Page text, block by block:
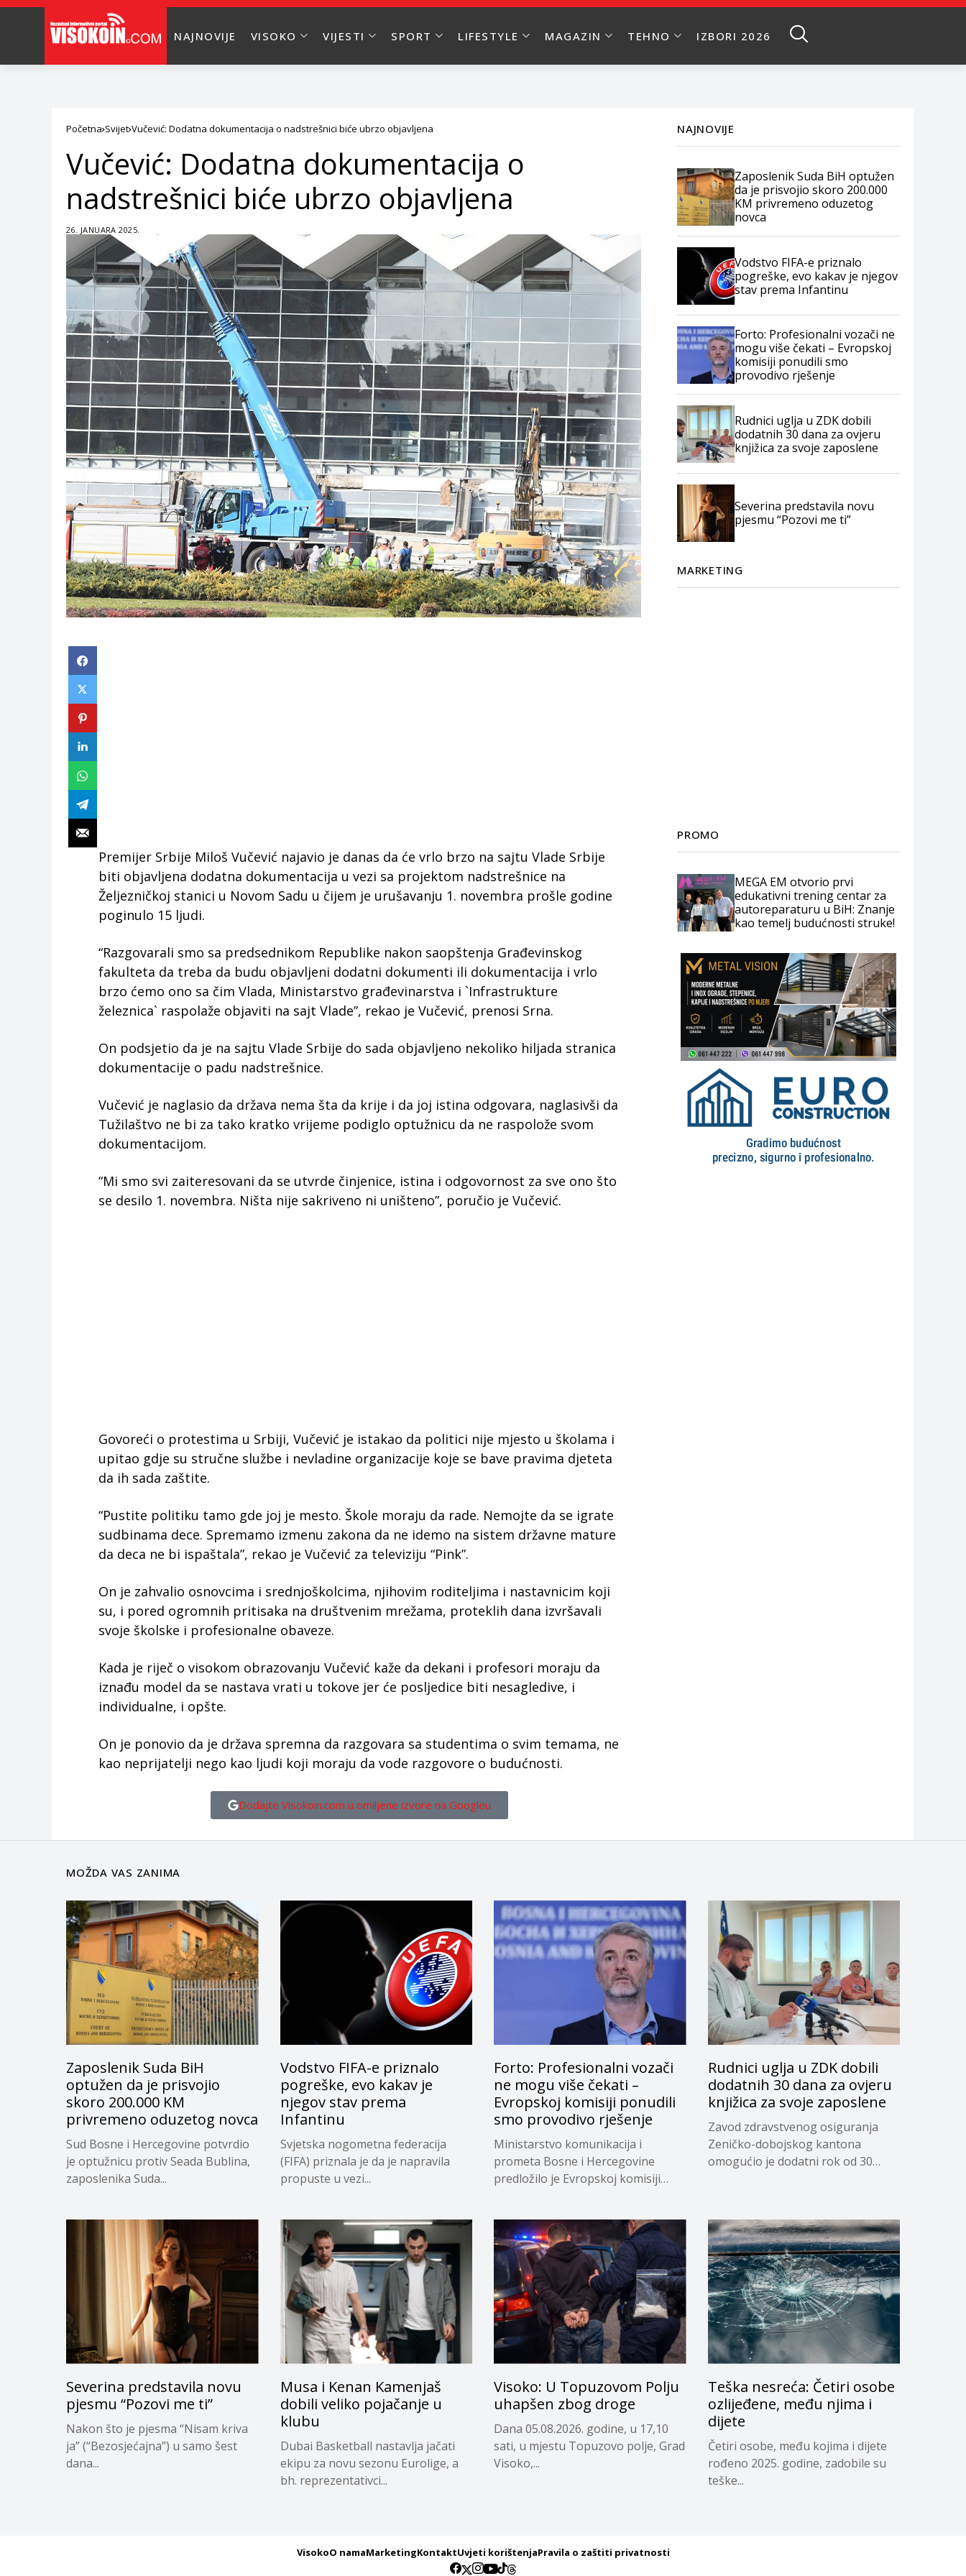
NAJNOVIJE VISOKO VIJESTI SPORT LIFESTYLE MAGAZIN TEHNO IZBORI 2026
Početna Svijet Vučević: Dodatna dokumentacija o nadstrešnici biće ubrzo objavljena
Vučević: Dodatna dokumentacija o
nadstrešnici biće ubrzo objavljena
26. JANUARA 2025.
Premijer Srbije Miloš Vučević najavio je danas da će vrlo brzo na sajtu Vlade Srbije
biti objavljena dodatna dokumentacija u vezi sa projektom nadstrešnice na
Željezničkoj stanici u Novom Sadu u čijem je urušavanju 1. novembra prošle godine
poginulo 15 ljudi.
“Razgovarali smo sa predsednikom Republike nakon saopštenja Građevinskog
fakulteta da treba da budu objavljeni dodatni dokumenti ili dokumentacija i vrlo
brzo ćemo ono sa čim Vlada, Ministarstvo građevinarstva i `Infrastrukture
železnica` raspolaže objaviti na sajt Vlade”, rekao je Vučević, prenosi Srna.
On podsjetio da je na sajtu Vlade Srbije do sada objavljeno nekoliko hiljada stranica
dokumentacije o padu nadstrešnice.
Vučević je naglasio da država nema šta da krije i da joj istina odgovara, naglasivši da
Tužilaštvo ne bi za tako kratko vrijeme podiglo optužnicu da ne raspolože svom
dokumentacijom.
“Mi smo svi zaiteresovani da se utvrde činjenice, istina i odgovornost za sve ono što
se desilo 1. novembra. Ništa nije sakriveno ni uništeno”, poručio je Vučević.
Govoreći o protestima u Srbiji, Vučević je istakao da politici nije mjesto u školama i
upitao gdje su stručne službe i nevladine organizacije koje se bave pravima djeteta
da ih sada zaštite.
“Pustite politiku tamo gde joj je mesto. Škole moraju da rade. Nemojte da se igrate
sudbinama dece. Spremamo izmenu zakona da ne idemo na sistem državne mature
da deca ne bi ispaštala”, rekao je Vučević za televiziju “Pink”.
On je zahvalio osnovcima i srednjoškolcima, njihovim roditeljima i nastavnicim koji
su, i pored ogromnih pritisaka na društvenim mrežama, proteklih dana izvršavali
svoje školske i profesionalne obaveze.
Kada je riječ o visokom obrazovanju Vučević kaže da dekani i profesori moraju da
iznađu model da se nastava vrati u tokove jer će posljedice biti nesagledive, i
individualne, i opšte.
On je ponovio da je država spremna da razgovara sa studentima o svim temama, ne
kao neprijatelji nego kao ljudi koji moraju da vode razgovore o budućnosti.
Dodajte Visokoin.com u omiljene izvore na Googleu
NAJNOVIJE
Zaposlenik Suda BiH optužen
da je prisvojio skoro 200.000
KM privremeno oduzetog
novca
Vodstvo FIFA-e priznalo
pogreške, evo kakav je njegov
stav prema Infantinu
Forto: Profesionalni vozači ne
mogu više čekati – Evropskoj
komisiji ponudili smo
provodivo rješenje
Rudnici uglja u ZDK dobili
dodatnih 30 dana za ovjeru
knjižica za svoje zaposlene
Severina predstavila novu
pjesmu “Pozovi me ti”
MARKETING
PROMO
MEGA EM otvorio prvi
edukativni trening centar za
autoreparaturu u BiH: Znanje
kao temelj budućnosti struke!
MOŽDA VAS ZANIMA
Zaposlenik Suda BiH
optužen da je prisvojio
skoro 200.000 KM
privremeno oduzetog novca
Sud Bosne i Hercegovine potvrdio
je optužnicu protiv Seada Bublina,
zaposlenika Suda...
Vodstvo FIFA-e priznalo
pogreške, evo kakav je
njegov stav prema
Infantinu
Svjetska nogometna federacija
(FIFA) priznala je da je napravila
propuste u vezi...
Forto: Profesionalni vozači
ne mogu više čekati –
Evropskoj komisiji ponudili
smo provodivo rješenje
Ministarstvo komunikacija i
prometa Bosne i Hercegovine
predložilo je Evropskoj komisiji
Rudnici uglja u ZDK dobili
dodatnih 30 dana za ovjeru
knjižica za svoje zaposlene
Zavod zdravstvenog osiguranja
Zeničko-dobojskog kantona
omogućio je dodatni rok od 30
Severina predstavila novu
pjesmu “Pozovi me ti”
Nakon što je pjesma “Nisam kriva
ja” (“Bezosjećajna”) u samo šest
dana...
Musa i Kenan Kamenjaš
dobili veliko pojačanje u
klubu
Dubai Basketball nastavlja jačati
ekipu za novu sezonu Eurolige, a
bh. reprezentativci...
Visoko: U Topuzovom Polju
uhapšen zbog droge
Dana 05.08.2026. godine, u 17,10
sati, u mjestu Topuzovo polje, Grad
Visoko,...
Teška nesreća: Četiri osobe
ozlijeđene, među njima i
dijete
Četiri osobe, među kojima i dijete
rođeno 2025. godine, zadobile su
teške...
VisokoO namaMarketingKontaktUvjeti korištenjaPravila o zaštiti privatnosti